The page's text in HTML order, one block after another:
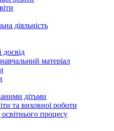
діяльність
матеріал
дітьми
та виховної роботи
процесу